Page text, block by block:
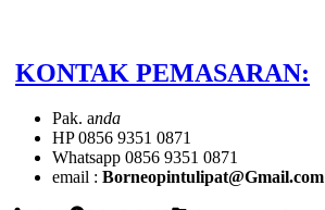
KONTAK PEMASARAN:
Pak. anda
HP 0856 9351 0871
Whatsapp 0856 9351 0871
email : Borneopintulipat@Gmail.com